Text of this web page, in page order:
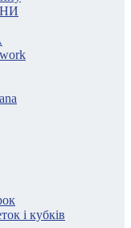
і кубків